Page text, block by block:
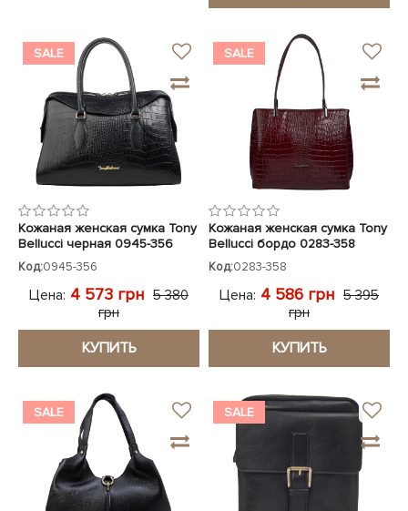
SALE
Кожаная женская сумка Tony
Bellucci черная 0945-356
кроко
Код:0945-356
Цена: 4 573 грн 5 380
грн
КУПИТЬ
SALE
Кожаная женская сумка Tony
Bellucci бордо 0283-358
кроко
Код:0283-358
Цена: 4 586 грн 5 395
грн
КУПИТЬ
SALE SALE